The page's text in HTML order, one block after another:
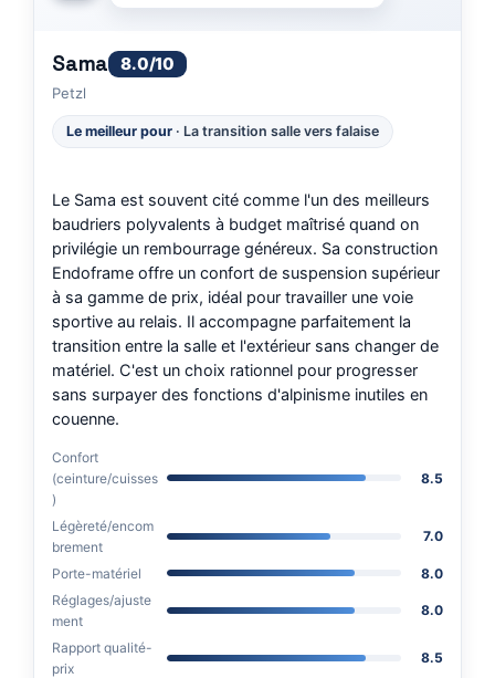
Sama 8.0/10
Petzl
Le meilleur pour · La transition salle vers falaise
Le Sama est souvent cité comme l'un des meilleurs
baudriers polyvalents à budget maîtrisé quand on
privilégie un rembourrage généreux. Sa construction
Endoframe offre un confort de suspension supérieur
à sa gamme de prix, idéal pour travailler une voie
sportive au relais. Il accompagne parfaitement la
transition entre la salle et l'extérieur sans changer de
matériel. C'est un choix rationnel pour progresser
sans surpayer des fonctions d'alpinisme inutiles en
couenne.
Confort
(ceinture/cuisses
)
8.5
Légèreté/encom
brement
7.0
Porte-matériel
8.0
Réglages/ajuste
ment
8.0
Rapport qualité-
prix
8.5